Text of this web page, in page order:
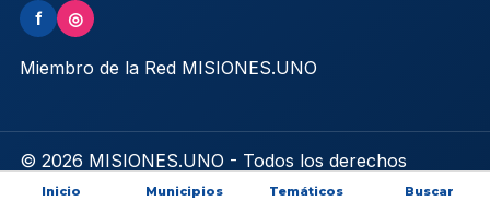
f ◎
Miembro de la Red MISIONES.UNO
© 2026 MISIONES.UNO - Todos los derechos
reservados
Inicio Municipios Temáticos Buscar